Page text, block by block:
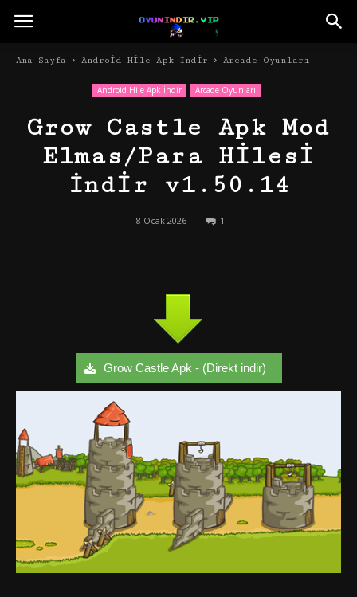
Ana Sayfa Android Hile Apk İndir Arcade Oyunları
Android Hile Apk İndir Arcade Oyunları
Grow Castle Apk Mod
Elmas/Para Hilesi
İndir v1.50.14
8 Ocak 2026 1
Grow Castle Apk - (Direkt indir)